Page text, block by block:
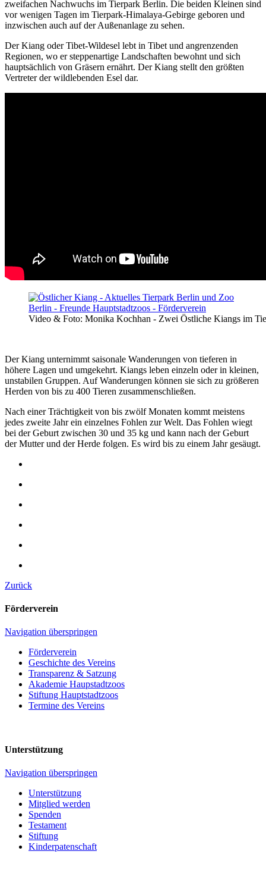
zweifachen Nachwuchs im Tierpark Berlin. Die beiden Kleinen sind
vor wenigen Tagen im Tierpark-Himalaya-Gebirge geboren und
inzwischen auch auf der Außenanlage zu sehen.
Der Kiang oder Tibet-Wildesel lebt in Tibet und angrenzenden
Regionen, wo er steppenartige Landschaften bewohnt und sich
hauptsächlich von Gräsern ernährt. Der Kiang stellt den größten
Vertreter der wildlebenden Esel dar.
Video & Foto: Monika Kochhan - Zwei Östliche Kiangs im
Der Kiang unternimmt saisonale Wanderungen von tieferen in
höhere Lagen und umgekehrt. Kiangs leben einzeln oder in kleinen,
unstabilen Gruppen. Auf Wanderungen können sie sich zu größeren
Herden von bis zu 400 Tieren zusammenschließen.
Nach einer Trächtigkeit von bis zwölf Monaten kommt meistens
jedes zweite Jahr ein einzelnes Fohlen zur Welt. Das Fohlen wiegt
bei der Geburt zwischen 30 und 35 kg und kann nach der Geburt
der Mutter und der Herde folgen. Es wird bis zu einem Jahr gesäugt.
Zurück
Förderverein
Navigation überspringen
Förderverein
Geschichte des Vereins
Transparenz & Satzung
Akademie Haupstadtzoos
Stiftung Hauptstadtzoos
Termine des Vereins
Unterstützung
Navigation überspringen
Unterstützung
Mitglied werden
Spenden
Testament
Stiftung
Kinderpatenschaft